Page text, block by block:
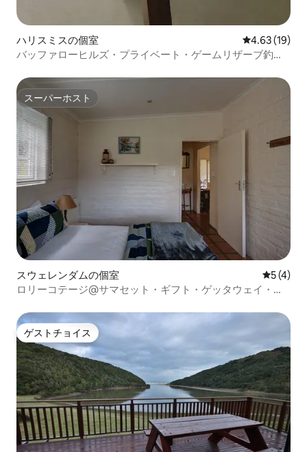
ハリスミスの個室 レビュー19
4.63 (19)
バッファローヒルズ・プライベート・ゲームリザーブ釣り
スーパーホスト
スーパーホスト
スウェレンダムの個室 レビュー
5 (4)
ロリーコテージ@サマセット・ギフト・ゲッタウェイ・フ
ゲストチョイス
ゲストチョイス